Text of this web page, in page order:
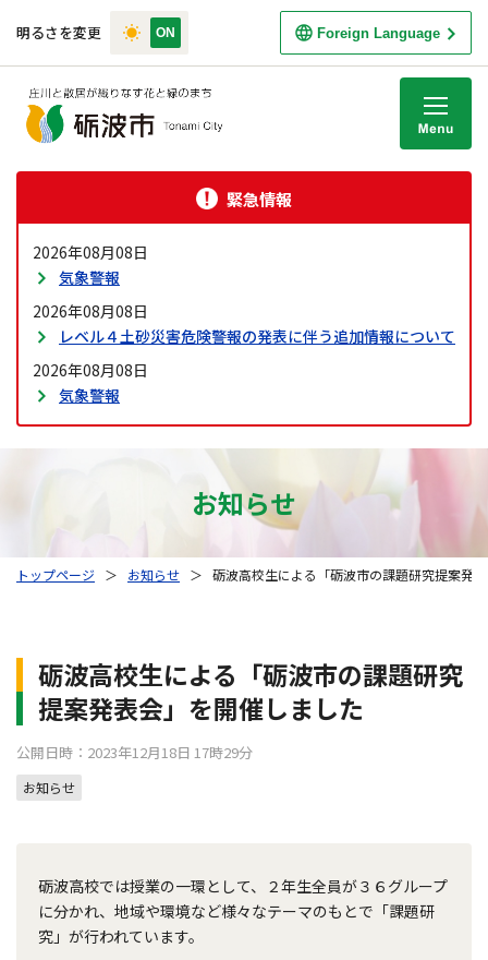
明るさを変更 Foreign Language
緊急情報
2026年08月08日
気象警報
2026年08月08日
レベル４土砂災害危険警報の発表に伴う追加情報について
2026年08月08日
気象警報
お知らせ
トップページ ＞ お知らせ ＞ 砺波高校生による「砺波市の課題研究提案発
砺波高校生による「砺波市の課題研究
提案発表会」を開催しました
公開日時：2023年12月18日 17時29分
お知らせ
砺波高校では授業の一環として、２年生全員が３６グループ
に分かれ、地域や環境など様々なテーマのもとで「課題研
究」が行われています。